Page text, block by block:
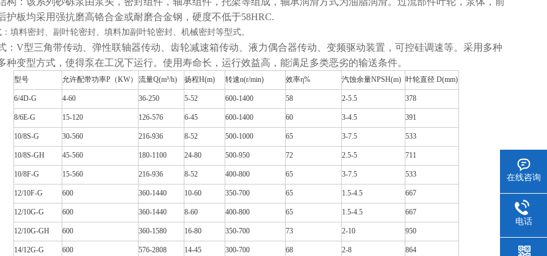
护板均采用强抗磨高铬合金或耐磨合金钢，硬度不低于58HRC.
填料密封、副叶轮密封、填料加副叶轮密封、机械密封等型式。
：V型三角带传动、弹性联轴器传动、齿轮减速箱传动、液力偶合器传动、变频驱动装置，可控硅调速等。采用多种
种变型方式，使得泵在工况下运行。使用寿命长，运行效益高，能满足多类恶劣的输送条件。
型号 允许配带功率P（KW） 流量Q(m³/h) 扬程H(m) 转速n(r/min) 效率η% 汽蚀余量NPSH(m) 叶轮直径 D(mm)
6/4D-G 4-60 36-250 5-52 600-1400 58 2-5.5 378
8/6E-G 15-120 126-576 6-45 600-1400 60 3-4.5 391
10/8S-G 30-560 216-936 8-52 500-1000 65 3-7.5 533
10/8S-GH 45-560 180-1100 24-80 500-950 72 2.5-5 711
10/8F-G 15-560 216-936 8-52 400-800 65 3-7.5 533
12/10F-G 600 360-1440 10-60 350-700 65 1.5-4.5 667
12/10G-G 600 360-1440 8-60 400-800 65 1.5-4.5 667
12/10G-GH 600 360-1580 16-80 350-700 73 2-10 950
14/12G-G 600 576-2808 14-45 300-700 68 2-8 864
在线咨询
电话